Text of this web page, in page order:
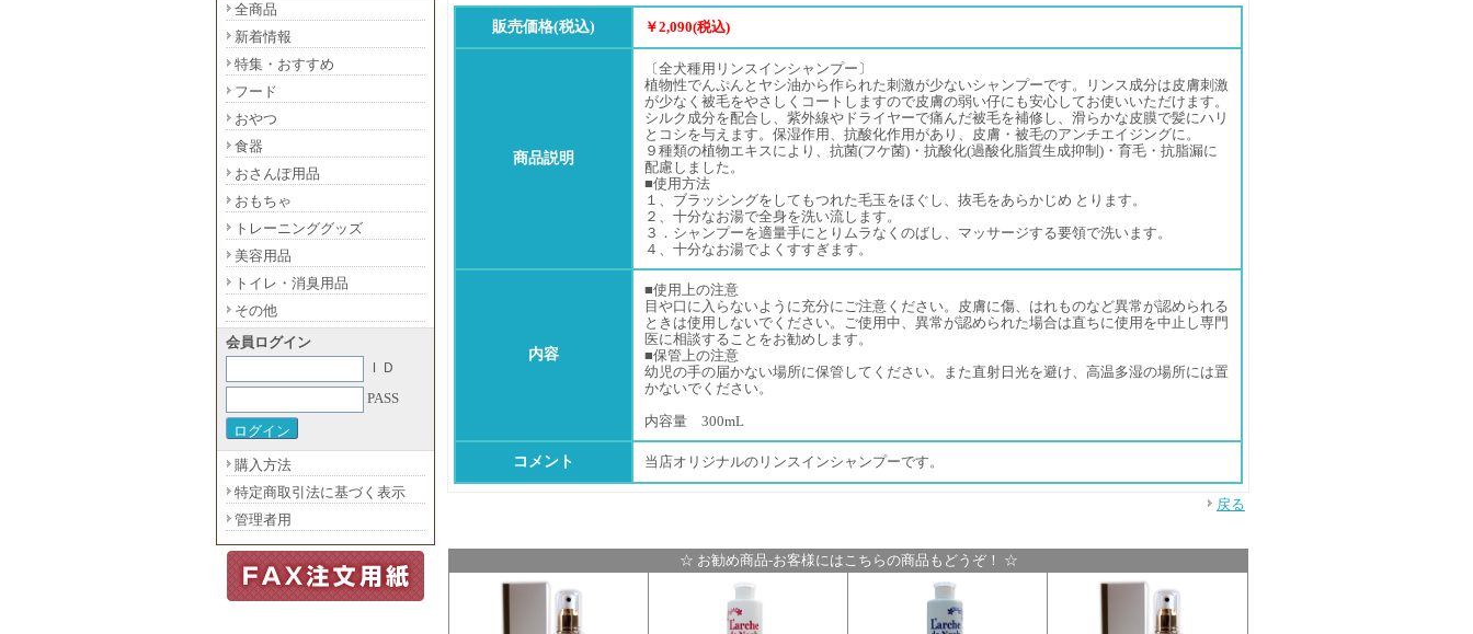
販売価格(税込) ￥2,090(税込)
商品説明
〔全犬種用リンスインシャンプー〕
植物性でんぷんとヤシ油から作られた刺激が少ないシャンプーです。リンス成分は皮膚刺激
が少なく被毛をやさしくコートしますので皮膚の弱い仔にも安心してお使いいただけます。
シルク成分を配合し、紫外線やドライヤーで痛んだ被毛を補修し、滑らかな皮膜で髪にハリ
とコシを与えます。保湿作用、抗酸化作用があり、皮膚・被毛のアンチエイジングに。
９種類の植物エキスにより、抗菌(フケ菌)・抗酸化(過酸化脂質生成抑制)・育毛・抗脂漏に
配慮しました。
■使用方法
１、ブラッシングをしてもつれた毛玉をほぐし、抜毛をあらかじめ とります。
２、十分なお湯で全身を洗い流します。
３．シャンプーを適量手にとりムラなくのばし、マッサージする要領で洗います。
４、十分なお湯でよくすすぎます。
内容
■使用上の注意
目や口に入らないように充分にご注意ください。皮膚に傷、はれものなど異常が認められる
ときは使用しないでください。ご使用中、異常が認められた場合は直ちに使用を中止し専門
医に相談することをお勧めします。
■保管上の注意
幼児の手の届かない場所に保管してください。また直射日光を避け、高温多湿の場所には置
かないでください。
内容量 300mL
コメント 当店オリジナルのリンスインシャンプーです。
戻る
☆ お勧め商品-お客様にはこちらの商品もどうぞ！ ☆
全商品
新着情報
特集・おすすめ
フード
おやつ
食器
おさんぽ用品
おもちゃ
トレーニンググッズ
美容用品
トイレ・消臭用品
その他
会員ログイン
ＩＤ
PASS
購入方法
特定商取引法に基づく表示
管理者用